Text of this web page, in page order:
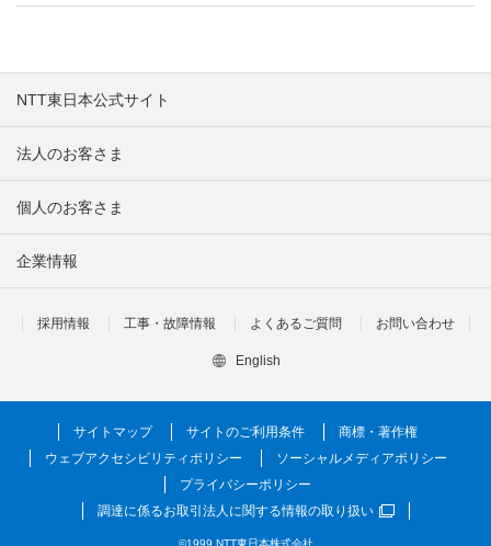
NTT東日本公式サイト
法人のお客さま
個人のお客さま
企業情報
採用情報 工事・故障情報 よくあるご質問 お問い合わせ
English
サイトマップ サイトのご利用条件
商標・著作権
ウェブアクセシビリティポリシー
ソーシャルメディアポリシー
プライバシーポリシー
調達に係るお取引法人に関する情報の取り扱い
©1999 NTT東日本株式会社